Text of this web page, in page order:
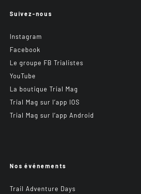
Suivez-nous
Instagram
Facebook
Le groupe FB Trialistes
YouTube
La boutique Trial Mag
Trial Mag sur l’app IOS
Trial Mag sur l’app Android
Nos événements
Trail Adventure Days